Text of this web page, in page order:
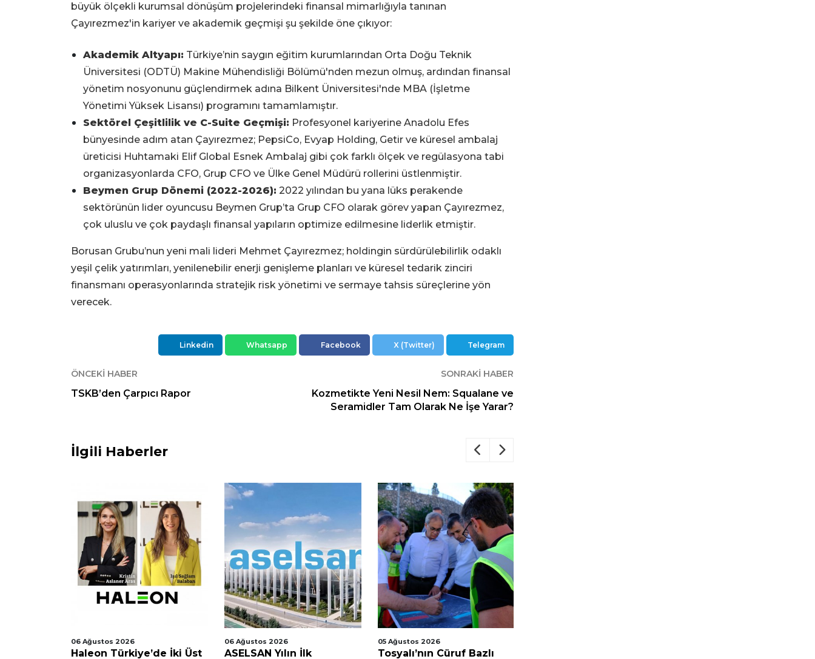
büyük ölçekli kurumsal dönüşüm projelerindeki finansal mimarlığıyla tanınan
Çayırezmez'in kariyer ve akademik geçmişi şu şekilde öne çıkıyor:
Akademik Altyapı: Türkiye’nin saygın eğitim kurumlarından Orta Doğu Teknik
Üniversitesi (ODTÜ) Makine Mühendisliği Bölümü'nden mezun olmuş, ardından finansal
yönetim nosyonunu güçlendirmek adına Bilkent Üniversitesi'nde MBA (İşletme
Yönetimi Yüksek Lisansı) programını tamamlamıştır.
Sektörel Çeşitlilik ve C-Suite Geçmişi: Profesyonel kariyerine Anadolu Efes
bünyesinde adım atan Çayırezmez; PepsiCo, Evyap Holding, Getir ve küresel ambalaj
üreticisi Huhtamaki Elif Global Esnek Ambalaj gibi çok farklı ölçek ve regülasyona tabi
organizasyonlarda CFO, Grup CFO ve Ülke Genel Müdürü rollerini üstlenmiştir.
Beymen Grup Dönemi (2022-2026): 2022 yılından bu yana lüks perakende
sektörünün lider oyuncusu Beymen Grup’ta Grup CFO olarak görev yapan Çayırezmez,
çok uluslu ve çok paydaşlı finansal yapıların optimize edilmesine liderlik etmiştir.
Borusan Grubu’nun yeni mali lideri Mehmet Çayırezmez; holdingin sürdürülebilirlik odaklı
yeşil çelik yatırımları, yenilenebilir enerji genişleme planları ve küresel tedarik zinciri
finansmanı operasyonlarında stratejik risk yönetimi ve sermaye tahsis süreçlerine yön
verecek.
Linkedin Whatsapp Facebook X (Twitter) Telegram
ÖNCEKI HABER
TSKB’den Çarpıcı Rapor
SONRAKI HABER
Kozmetikte Yeni Nesil Nem: Squalane ve
Seramidler Tam Olarak Ne İşe Yarar?
İlgili Haberler
06 Ağustos 2026
Haleon Türkiye’de İki Üst
06 Ağustos 2026
ASELSAN Yılın İlk
05 Ağustos 2026
Tosyalı’nın Cüruf Bazlı